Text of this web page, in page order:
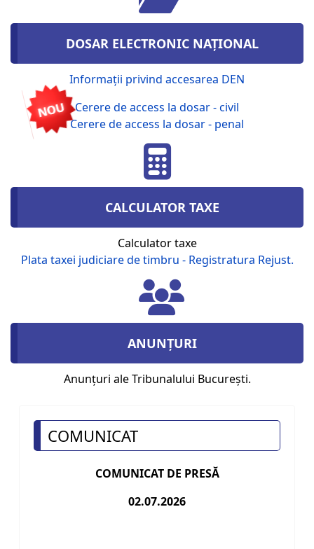
DOSAR ELECTRONIC NAȚIONAL
Informații privind accesarea DEN
NOU
Cerere de access la dosar - civil
Cerere de access la dosar - penal
CALCULATOR TAXE
Calculator taxe
Plata taxei judiciare de timbru - Registratura Rejust.
ANUNȚURI
Anunțuri ale Tribunalului București.
COMUNICAT
COMUNICAT DE PRESĂ
02.07.2026